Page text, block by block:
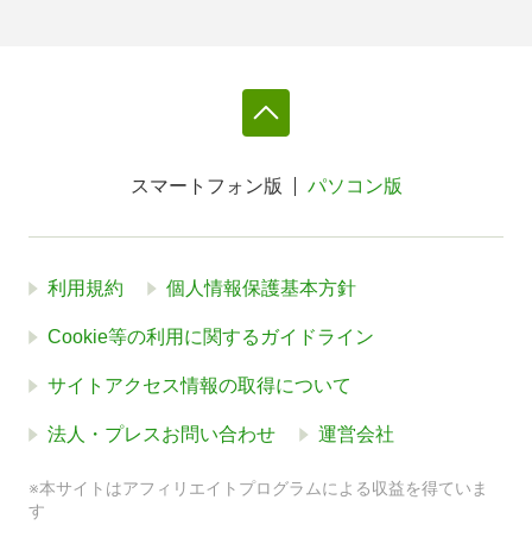
スマートフォン版 パソコン版
利用規約 個人情報保護基本方針
Cookie等の利用に関するガイドライン
サイトアクセス情報の取得について
法人・プレスお問い合わせ 運営会社
※本サイトはアフィリエイトプログラムによる収益を得ていま
す